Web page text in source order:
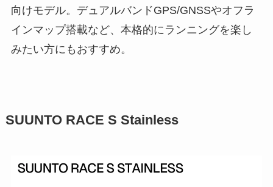
向けモデル。デュアルバンドGPS/GNSSやオフラ
インマップ搭載など、本格的にランニングを楽し
みたい方にもおすすめ。
SUUNTO RACE S Stainless